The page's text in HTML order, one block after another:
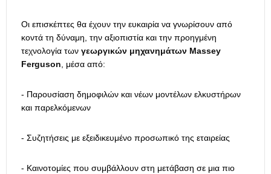
Οι επισκέπτες θα έχουν την ευκαιρία να γνωρίσουν από
κοντά τη δύναμη, την αξιοπιστία και την προηγμένη
τεχνολογία των γεωργικών μηχανημάτων Massey
Ferguson , μέσα από:
- Παρουσίαση δημοφιλών και νέων μοντέλων ελκυστήρων
και παρελκόμενων
- Συζητήσεις με εξειδικευμένο προσωπικό της εταιρείας
- Καινοτομίες που συμβάλλουν στη μετάβαση σε μια πιο